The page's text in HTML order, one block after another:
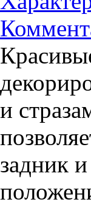
и
задник